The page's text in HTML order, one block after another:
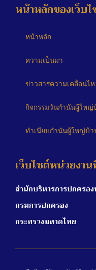
หน้าหลักของเว็บ
หน้าหลัก
ความเป็นมา
ข่าวสารความเคลื่อนไห
กิจกรรมวันกำนันผู้ใหญ่
ทำเนียบกำนันผู้ใหญ่บ้
เว็บไซต์หน่วยงาน
สำนักบริหารการปกครอ
กรมการปกครอง
กระทรวงมหาดไทย